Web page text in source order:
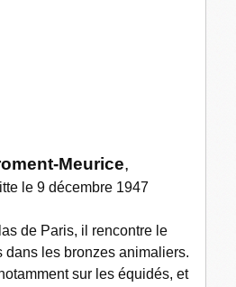
Meurice,
le 9 décembre 1947
de Paris, il rencontre le
dans les bronzes animaliers.
sur les équidés, et